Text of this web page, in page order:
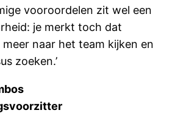
vooroordelen zit wel een
je merkt toch dat
naar het team kijken en
zoeken.’